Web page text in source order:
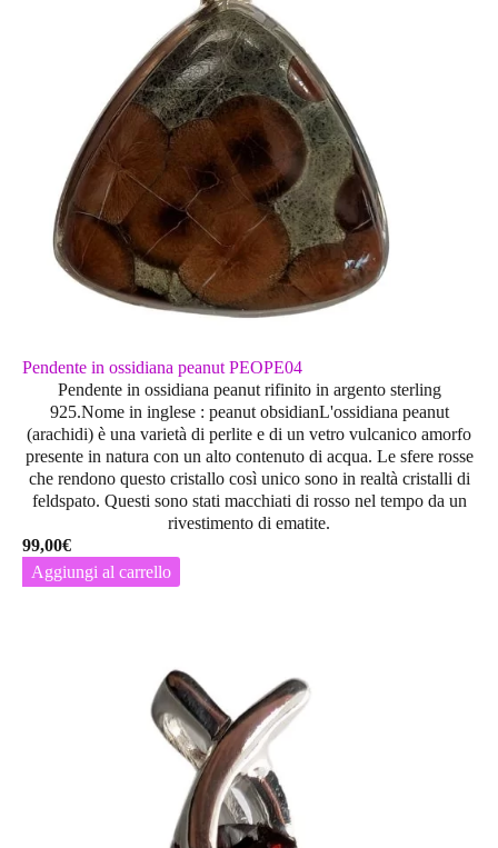
Pendente in ossidiana peanut PEOPE04
Pendente in ossidiana peanut rifinito in argento sterling
925.Nome in inglese : peanut obsidianL'ossidiana peanut
(arachidi) è una varietà di perlite e di un vetro vulcanico amorfo
presente in natura con un alto contenuto di acqua. Le sfere rosse
che rendono questo cristallo così unico sono in realtà cristalli di
feldspato. Questi sono stati macchiati di rosso nel tempo da un
rivestimento di ematite.
99,00€
Aggiungi al carrello